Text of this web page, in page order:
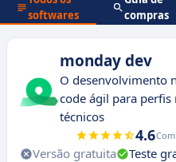
softwares
compras
monday dev
O desenvolvimento
code ágil para perfis
técnicos
4.6
Versão gratuita Teste